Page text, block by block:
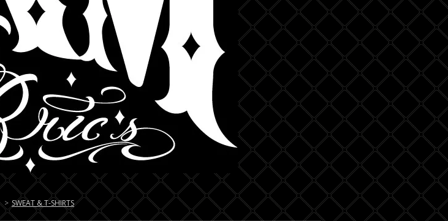
> SWEAT & T-SHIRTS